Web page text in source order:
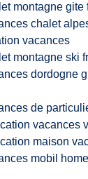
montagne gite
chalet
vacances
montagne ski
dordogne
de
vacances
maison
mobil